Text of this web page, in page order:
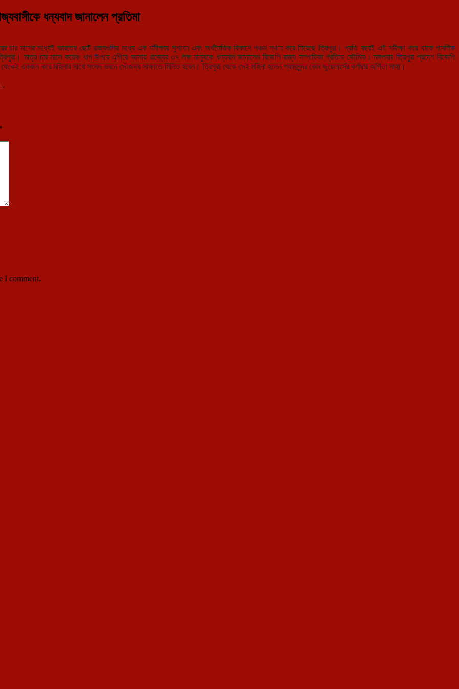
ধন্যবাদ জানালেন প্রতিমা
চার মাসের মধ্যেই ভারতের ছোট রাজ্যগুলির মধ্যে এক সমীক্ষায় সুশাসন এবং অর্থনৈতিক বিকাশে পঞ্চম স্থান করে নিয়েছে ত্রিপুরা। প্রতি বছরই এই সমীক্ষা করে থাকে পাবলিক
মাত্র চার মাসে কয়েক ধাপ উপরে এগিয়ে আসায় রাজ্যের ৩৭ লক্ষ মানুষকে ধন্যবাদ জানালেন বিজেপি রাজ্য সম্পাদিকা প্রতিমা ভৌমিক। মঙ্গলবার ত্রিপুরা প্রদেশ বিজেপি
থেকেই একজন করে মহিলার সাথে সংসদ ভবনে সৌজন্য সাক্ষাতে মিলিত হবেন। ত্রিপুরা থেকে সেই মহিলা হলেন শ্যামসুন্দর কোং জুয়েলার্সের কর্ণধার অর্পিতা সাহা।
.
I comment.